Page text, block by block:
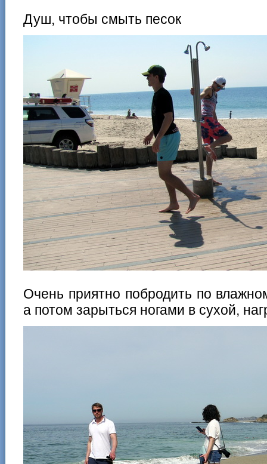
Душ, чтобы смыть песок
Очень приятно побродить по
а потом зарыться ногами в сухой,